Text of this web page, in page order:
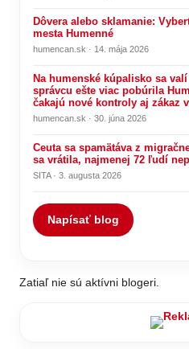
Dôvera alebo sklamanie:
mesta Humenné
humencan.sk · 14. mája 2026
Na humenské kúpalisko sa
správcu ešte viac pobúrila
čakajú nové kontroly aj zákaz
humencan.sk · 30. júna 2026
Ceuta sa spamätáva z
sa vrátila, najmenej 72 ľudí
SITA · 3. augusta 2026
Napísať blog
Zatiaľ nie sú aktívni blogeri.